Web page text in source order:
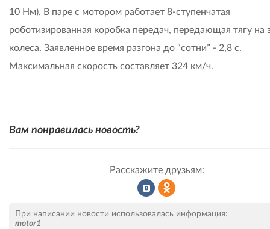
10 Нм). В паре с мотором работает 8-ступенчатая
роботизированная коробка передач, передающая тягу на
колеса. Заявленное время разгона до “сотни” - 2,8 с.
Максимальная скорость составляет 324 км/ч.
Вам понравилась новость?
Расскажите друзьям:
При написании новости использовалась информация:
motor1